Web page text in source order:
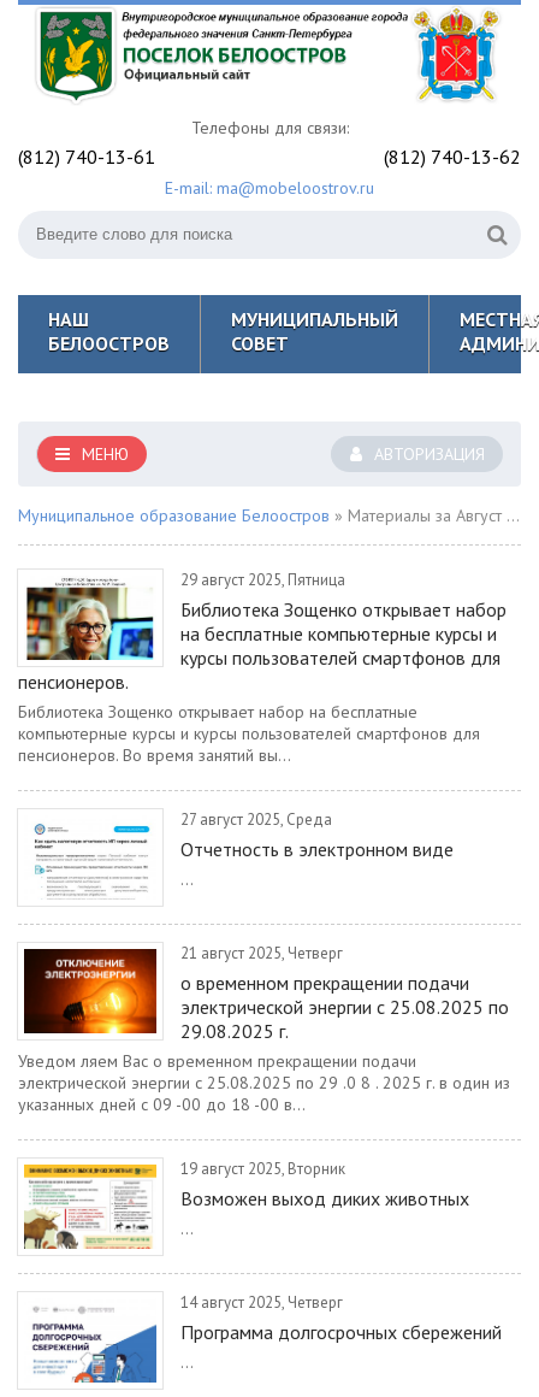
Телефоны для связи:
(812) 740-13-61 (812) 740-13-62
E-mail: ma@mobeloostrov.ru
НАШ
БЕЛООСТРОВ
МУНИЦИПАЛЬНЫЙ
СОВЕТ
АВТОРИЗАЦИЯ
МЕНЮ
Муниципальное образование Белоостров » Материалы за Август 2025 года
29 август 2025, Пятница
Библиотека Зощенко открывает набор
на бесплатные компьютерные курсы и
курсы пользователей смартфонов для
пенсионеров.
Библиотека Зощенко открывает набор на бесплатные
компьютерные курсы и курсы пользователей смартфонов для
пенсионеров. Во время занятий вы...
27 август 2025, Среда
Отчетность в электронном виде
...
21 август 2025, Четверг
о временном прекращении подачи
электрической энергии с 25.08.2025 по
29.08.2025 г.
Уведом ляем Вас о временном прекращении подачи
электрической энергии с 25.08.2025 по 29 .0 8 . 2025 г. в один из
указанных дней с 09 -00 до 18 -00 в...
19 август 2025, Вторник
Возможен выход диких животных
...
14 август 2025, Четверг
Программа долгосрочных сбережений
...